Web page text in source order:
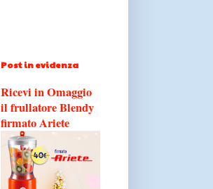
Post in evidenza
Ricevi in Omaggio
il frullatore Blendy
firmato Ariete